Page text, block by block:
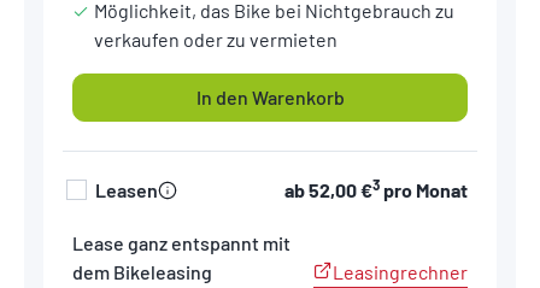
Möglichkeit, das Bike bei Nichtgebrauch zu
verkaufen oder zu vermieten
In den Warenkorb
Leasen ab52,00 €3 pro Monat
Lease ganz entspannt mit
dem Bikeleasing
Leasingrechner